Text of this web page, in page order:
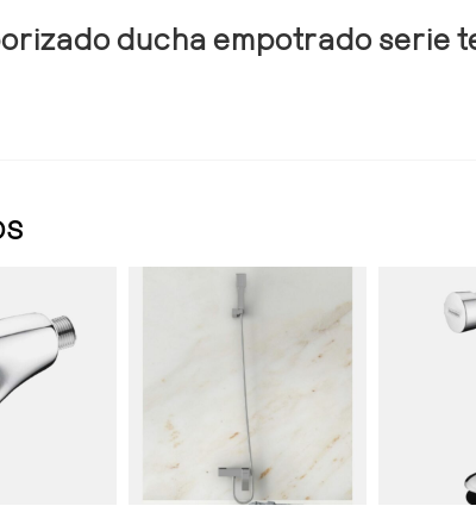
ducha empotrado serie